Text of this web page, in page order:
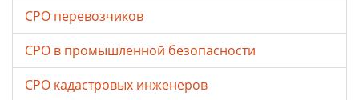
СРО перевозчиков
СРО в промышленной безопасности
СРО кадастровых инженеров